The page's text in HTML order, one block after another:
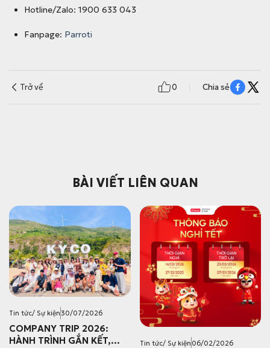
Hotline/Zalo: 1900 633 043
Fanpage: Parroti
Trở về 0 Chia sẻ
BÀI VIẾT LIÊN QUAN
Tin tức/ Sự kiện30/07/2026
COMPANY TRIP 2026:
HÀNH TRÌNH GẮN KẾT,
Tin tức/ Sự kiện 06/02/2026